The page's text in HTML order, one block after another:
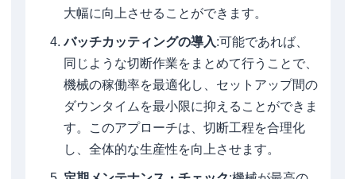
大幅に向上させることができます。
バッチカッティングの導入:可能であれば、
同じような切断作業をまとめて行うことで、
機械の稼働率を最適化し、セットアップ間の
ダウンタイムを最小限に抑えることができま
す。このアプローチは、切断工程を合理化
し、全体的な生産性を向上させます。